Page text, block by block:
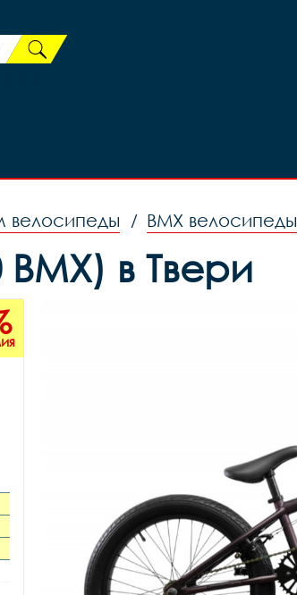
велосипеды / BMX велосипеды
в Твери